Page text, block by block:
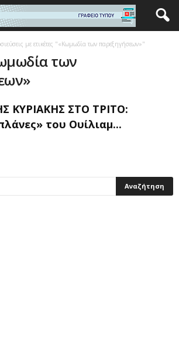
με ετικέτες "«Κωμωδία των παρεξηγήσεων»"
των
ΚΥΡΙΑΚΗΣ ΣΤΟ ΤΡΙΤΟ:
του Ουίλιαμ...